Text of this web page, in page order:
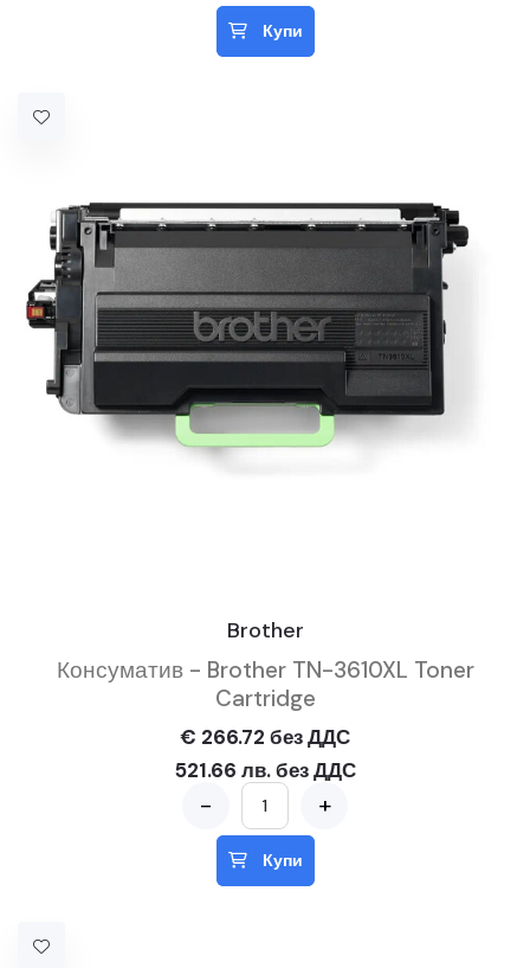
Купи
Brother
Консуматив - Brother TN-3610XL Toner
Cartridge
€ 266.72 без ДДС
521.66 лв. без ДДС
- +
Купи